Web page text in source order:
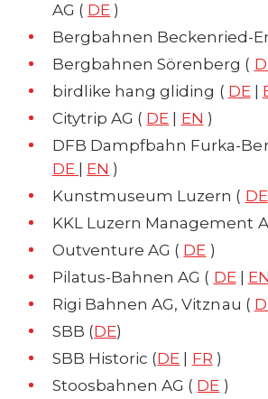
AG ( DE )
Bergbahnen Beckenried-
Bergbahnen Sörenberg (
birdlike hang gliding ( DE|
Citytrip AG ( DE EN )
DFB Dampfbahn Furka-
DE
EN )
Kunstmuseum Luzern ( DE
KKL Luzern Management
Outventure AG ( DE )
Pilatus-Bahnen AG ( DE| EN
Rigi Bahnen AG, Vitznau (
SBB (DE)
SBB Historic (DE FR )
Stoosbahnen AG ( DE )